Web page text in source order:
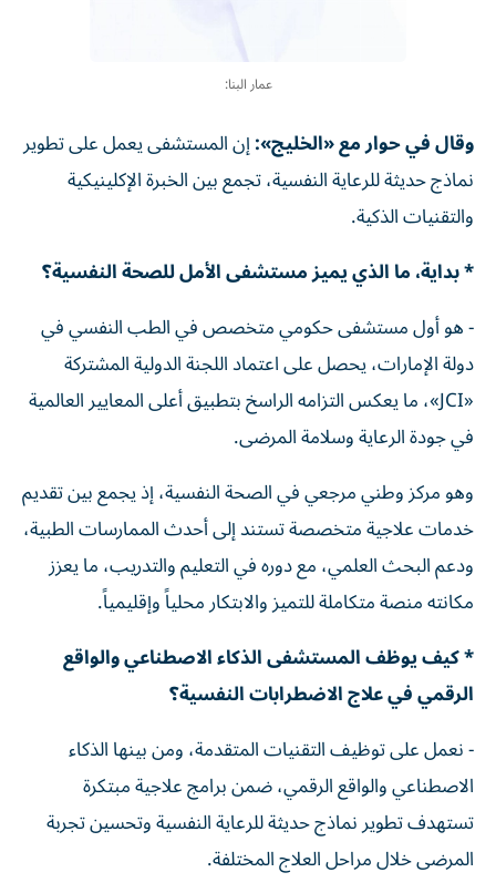
عمار البنا:
وقال في حوار مع «الخليج»:إن المستشفى يعمل على تطوير
نماذج حديثة للرعاية النفسية، تجمع بين الخبرة الإكلينيكية
والتقنيات الذكية.
* بداية، ما الذي يميز مستشفى الأمل للصحة النفسية؟
- هو أول مستشفى حكومي متخصص في الطب النفسي في
دولة الإمارات، يحصل على اعتماد اللجنة الدولية المشتركة
«JCI»، ما يعكس التزامه الراسخ بتطبيق أعلى المعايير العالمية
في جودة الرعاية وسلامة المرضى.
وهو مركز وطني مرجعي في الصحة النفسية، إذ يجمع بين تقديم
خدمات علاجية متخصصة تستند إلى أحدث الممارسات الطبية،
ودعم البحث العلمي، مع دوره في التعليم والتدريب، ما يعزز
مكانته منصة متكاملة للتميز والابتكار محلياً وإقليمياً.
* كيف يوظف المستشفى الذكاء الاصطناعي والواقع
الرقمي في علاج الاضطرابات النفسية؟
- نعمل على توظيف التقنيات المتقدمة، ومن بينها الذكاء
الاصطناعي والواقع الرقمي، ضمن برامج علاجية مبتكرة
تستهدف تطوير نماذج حديثة للرعاية النفسية وتحسين تجربة
المرضى خلال مراحل العلاج المختلفة.